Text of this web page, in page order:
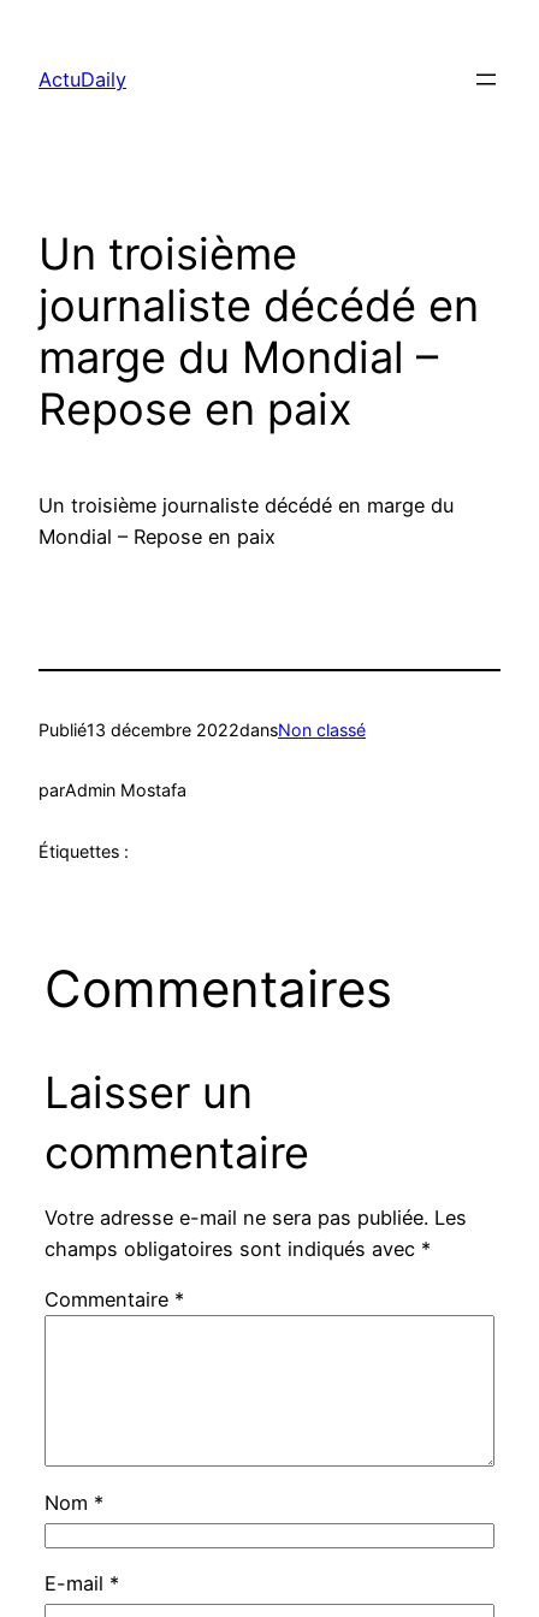
contenu
ActuDaily
Un troisième
journaliste décédé en
marge du Mondial –
Repose en paix
Un troisième journaliste décédé en marge du
Mondial – Repose en paix
Publié13 décembre 2022dansNon classé
parAdmin Mostafa
Étiquettes :
Commentaires
Laisser un
commentaire
Votre adresse e-mail ne sera pas publiée. Les
champs obligatoires sont indiqués avec *
Commentaire *
Nom *
E-mail *